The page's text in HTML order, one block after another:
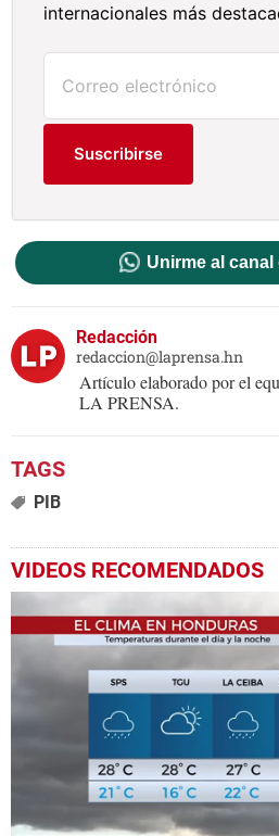
internacionales más
Suscribirse
Unirme al
Redacción
redaccion@laprensa.hn
Artículo elaborado por el
LA PRENSA.
PIB
VIDEOS RECOMENDADOS